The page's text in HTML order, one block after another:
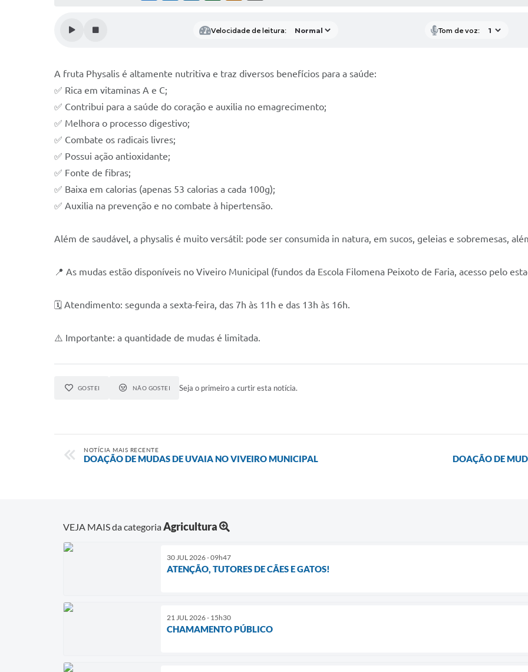
Velocidade de leitura: Tom de voz:
A fruta Physalis é altamente nutritiva e traz diversos benefícios para a saúde:
✅ Rica em vitaminas A e C;
✅ Contribui para a saúde do coração e auxilia no emagrecimento;
✅ Melhora o processo digestivo;
✅ Combate os radicais livres;
✅ Possui ação antioxidante;
✅ Fonte de fibras;
✅ Baixa em calorias (apenas 53 calorias a cada 100g);
✅ Auxilia na prevenção e no combate à hipertensão.
Além de saudável, a physalis é muito versátil: pode ser consumida in natura, em sucos, geleias e sobremesas,
📍 As mudas estão disponíveis no Viveiro Municipal (fundos da Escola Filomena Peixoto de Faria, acesso pelo
🗓 Atendimento: segunda a sexta-feira, das 7h às 11h e das 13h às 16h.
⚠️ Importante: a quantidade de mudas é limitada.
GOSTEI NÃO GOSTEI Seja o primeiro a curtir esta notícia.
NOTÍCIA MAIS RECENTE
DOAÇÃO DE MUDAS DE UVAIA NO VIVEIRO MUNICIPAL DOAÇÃO DE
VEJA MAIS da categoriaAgricultura
30 JUL 2026 - 09h47
ATENÇÃO, TUTORES DE CÃES E GATOS!
21 JUL 2026 - 15h30
CHAMAMENTO PÚBLICO